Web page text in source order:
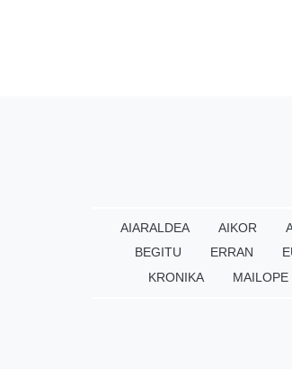
AIARALDEA AIKOR
BEGITU
ERRAN
KRONIKA
MAILOPE